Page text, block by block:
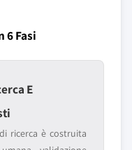
6 Fasi
E
ricerca è costruita